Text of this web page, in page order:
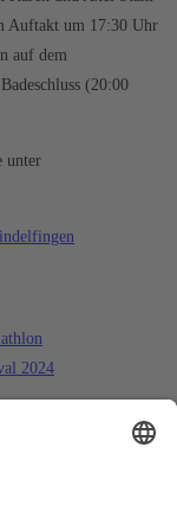
Auftakt um 17:30 Uhr
auf dem
(20:00
unter
2024